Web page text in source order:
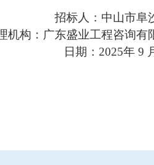
招标人：中山市阜
构：广东盛业工程咨询有
日期：2025年 9